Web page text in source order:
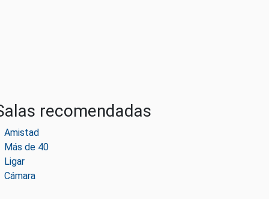
recomendadas
Amistad
Más de 40
Ligar
Cámara